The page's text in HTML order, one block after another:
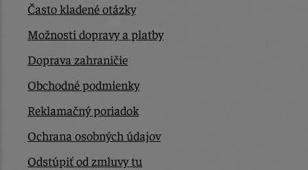
Často kladené otázky
Možnosti dopravy a platby
Doprava zahraničie
Obchodné podmienky
Reklamačný poriadok
Ochrana osobných údajov
Odstúpiť od zmluvy tu